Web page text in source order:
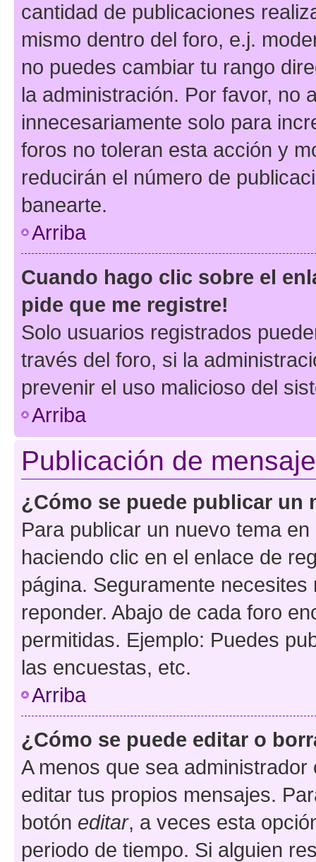
cantidad de publicaciones
mismo dentro del foro, e.j.
no puedes cambiar tu rango
la administración. Por favor, no
innecesariamente solo para
foros no toleran esta acción y
reducirán el número de
banearte.
Arriba
Cuando hago clic sobre el
pide que me registre!
Solo usuarios registrados
través del foro, si la
prevenir el uso malicioso del
Arriba
Publicación de
¿Cómo se puede publicar un
Para publicar un nuevo tema
haciendo clic en el enlace de
página. Seguramente
reponder. Abajo de cada foro
permitidas. Ejemplo: Puedes
las encuestas, etc.
Arriba
¿Cómo se puede editar o
A menos que sea
editar tus propios mensajes.
botón editar, a veces esta
periodo de tiempo. Si alguien